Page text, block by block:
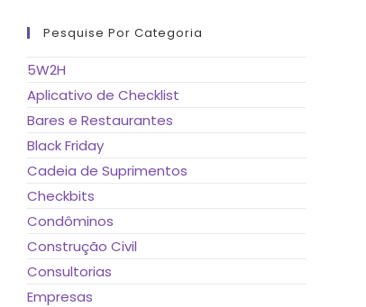
Pesquise Por Categoria
5W2H
Aplicativo de Checklist
Bares e Restaurantes
Black Friday
Cadeia de Suprimentos
Checkbits
Condôminos
Construção Civil
Consultorias
Empresas